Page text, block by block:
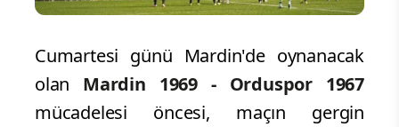
Cumartesi günü Mardin'de oynanacak
olan Mardin 1969 - Orduspor 1967
mücadelesi öncesi, maçın gergin